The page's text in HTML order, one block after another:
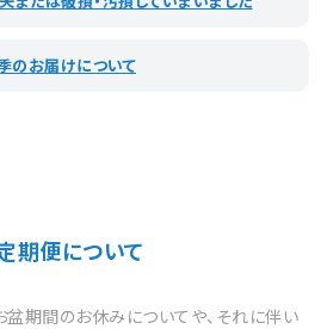
のお届けについて
期便について
期間のお休みについてや、それに伴い